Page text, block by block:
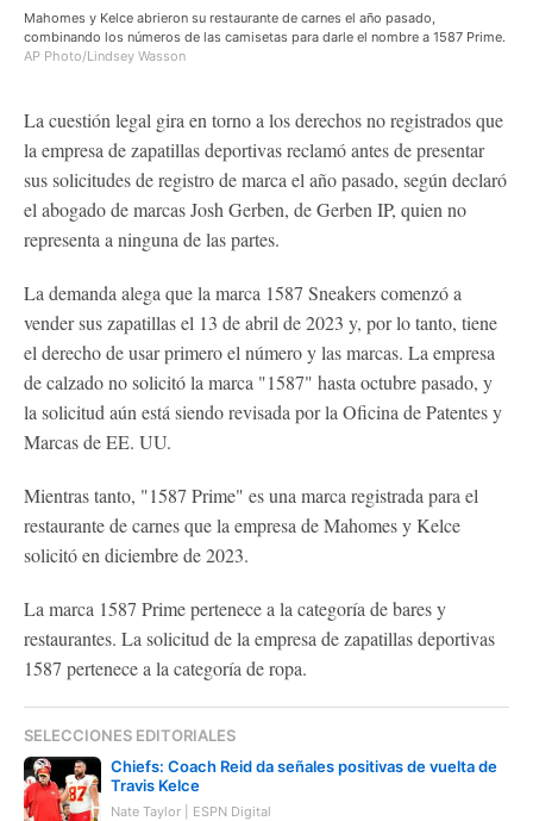
Mahomes y Kelce abrieron su restaurante de carnes el año pasado,
combinando los números de las camisetas para darle el nombre a 1587 Prime.
AP Photo/Lindsey Wasson
La cuestión legal gira en torno a los derechos no registrados que
la empresa de zapatillas deportivas reclamó antes de presentar
sus solicitudes de registro de marca el año pasado, según declaró
el abogado de marcas Josh Gerben, de Gerben IP, quien no
representa a ninguna de las partes.
La demanda alega que la marca 1587 Sneakers comenzó a
vender sus zapatillas el 13 de abril de 2023 y, por lo tanto, tiene
el derecho de usar primero el número y las marcas. La empresa
de calzado no solicitó la marca "1587" hasta octubre pasado, y
la solicitud aún está siendo revisada por la Oficina de Patentes y
Marcas de EE. UU.
Mientras tanto, "1587 Prime" es una marca registrada para el
restaurante de carnes que la empresa de Mahomes y Kelce
solicitó en diciembre de 2023.
La marca 1587 Prime pertenece a la categoría de bares y
restaurantes. La solicitud de la empresa de zapatillas deportivas
1587 pertenece a la categoría de ropa.
SELECCIONES EDITORIALES
Chiefs: Coach Reid da señales positivas de vuelta de
Travis Kelce
Nate Taylor | ESPN Digital